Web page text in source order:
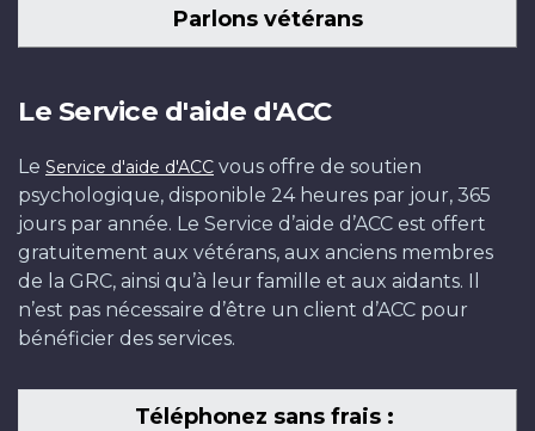
Parlons vétérans
Le Service d'aide d'ACC
Le Service d'aide d'ACC vous offre de soutien
psychologique, disponible 24 heures par jour, 365
jours par année. Le Service d’aide d’ACC est offert
gratuitement aux vétérans, aux anciens membres
de la GRC, ainsi qu’à leur famille et aux aidants. Il
n’est pas nécessaire d’être un client d’ACC pour
bénéficier des services.
Téléphonez sans frais :